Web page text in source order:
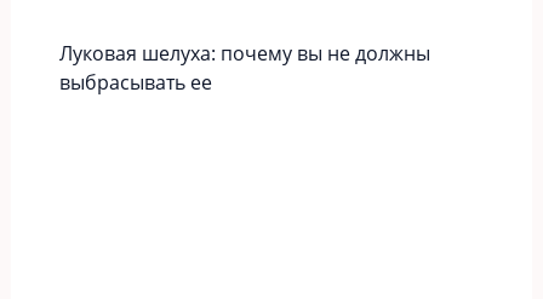
Луковая шелуха: почему вы не должны
выбрасывать ее